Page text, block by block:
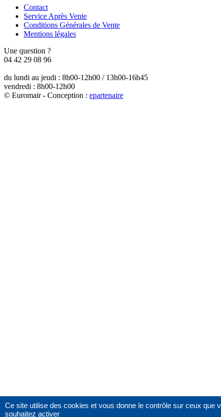
Contact
Service Après Vente
Conditions Générales de Vente
Mentions légales
Une question ?
04 42 29 08 96
du lundi au jeudi : 8h00-12h00 / 13h00-16h45
vendredi : 8h00-12h00
© Euromair - Conception : epartenaire
Ce site utilise des cookies et vous donne le contrôle sur ceux que
souhaitez activer